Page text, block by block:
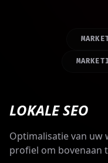
LOKALE SEO
Optimalisatie van uw
profiel om bovenaan